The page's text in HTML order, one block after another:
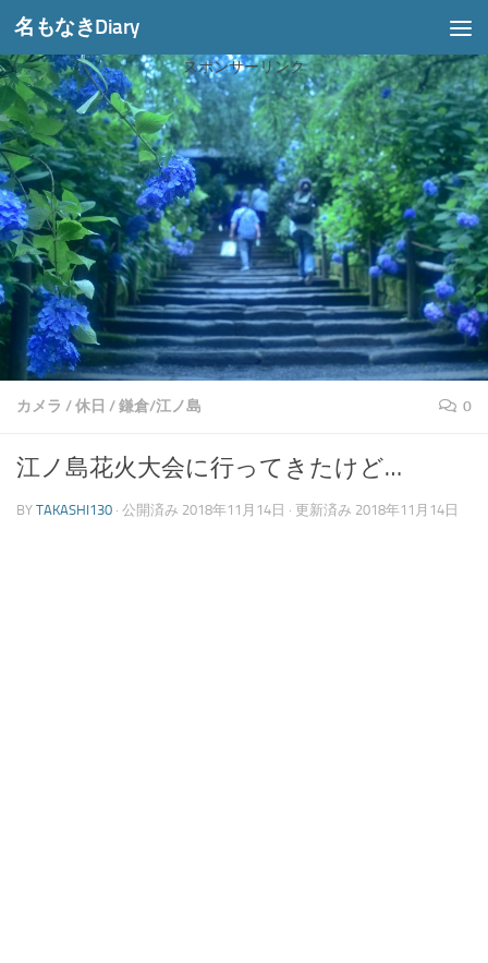
コンテンツへスキップ
名もなきDiary
スポンサーリンク
カメラ /休日 /鎌倉/江ノ島 0
江ノ島花火大会に行ってきたけど…
BY TAKASHI130 · 公開済み 2018年11月14日 · 更新済み 2018年11月14日